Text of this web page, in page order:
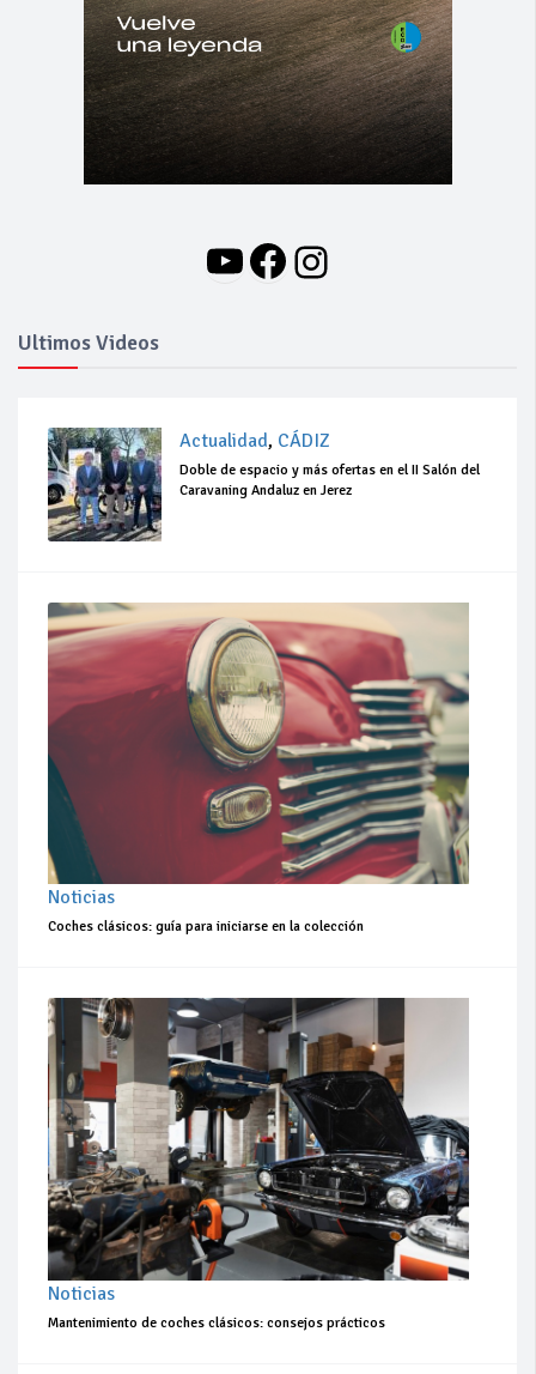
YouTube
Facebook
Instagram
Ultimos Videos
Actualidad, CÁDIZ
Doble de espacio y más ofertas en el II Salón del
Caravaning Andaluz en Jerez
Noticias
Coches clásicos: guía para iniciarse en la colección
Noticias
Mantenimiento de coches clásicos: consejos prácticos